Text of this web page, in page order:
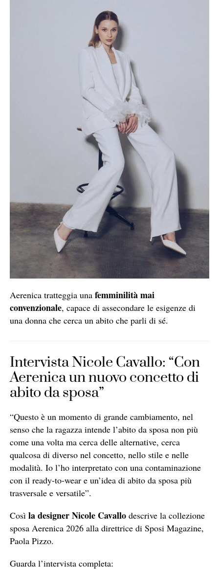
Aerenica tratteggia una femminilità mai
convenzionale, capace di assecondare le esigenze di
una donna che cerca un abito che parli di sé.
Intervista Nicole Cavallo: “Con
Aerenica un nuovo concetto di
abito da sposa”
“Questo è un momento di grande cambiamento, nel
senso che la ragazza intende l’abito da sposa non più
come una volta ma cerca delle alternative, cerca
qualcosa di diverso nel concetto, nello stile e nelle
modalità. Io l’ho interpretato con una contaminazione
con il ready-to-wear e un’idea di abito da sposa più
trasversale e versatile”.
Così la designer Nicole Cavallo descrive la collezione
sposa Aerenica 2026 alla direttrice di Sposi Magazine,
Paola Pizzo.
Guarda l’intervista completa: